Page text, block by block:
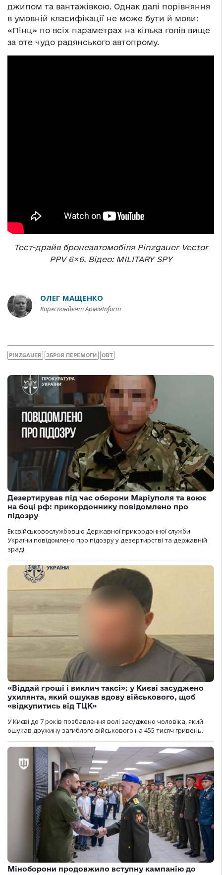
джипом та вантажівкою. Однак далі порівняння
в умовній класифікації не може бути й мови:
«Пінц» по всіх параметрах на кілька голів вище
за оте чудо радянського автопрому.
Тест-драйв бронеавтомобіля Pinzgauer Vector
PPV 6×6. Відео: MILITARY SPY
ОЛЕГ МАЩЕНКО
Кореспондент АрміяInform
PINZGAUER ЗБРОЯ ПЕРЕМОГИ ОВТ
Дезертирував під час оборони Маріуполя та воює
на боці рф: прикордоннику повідомлено про
підозру
Ексвійськовослужбовцю Державної прикордонної служби
України повідомлено про підозру у дезертирстві та державній
зраді.
«Віддай гроші і виклич таксі»: у Києві засуджено
ухилянта, який ошукав вдову військового, щоб
«відкупитись від ТЦК»
У Києві до 7 років позбавлення волі засуджено чоловіка, який
ошукав дружину загиблого військового на 455 тисяч гривень.
Міноборони продовжило вступну кампанію до